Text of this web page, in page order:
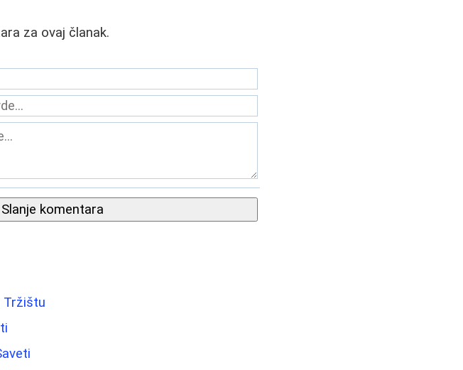
za ovaj članak.
Slanje komentara
Tržištu